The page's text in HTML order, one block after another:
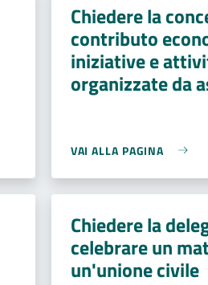
Chiedere la
contributo
iniziative e
organizzate da
VAI ALLA PAGINA
Chiedere la
celebrare un
un'unione civile